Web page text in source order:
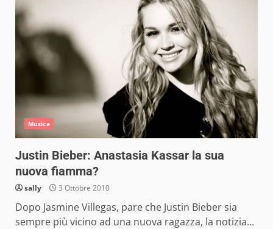
Musica
Justin Bieber: Anastasia Kassar la sua
nuova fiamma?
sally 3 Ottobre 2010
Dopo Jasmine Villegas, pare che Justin Bieber sia
sempre più vicino ad una nuova ragazza, la notizia...